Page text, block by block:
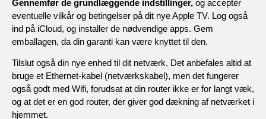
Gennemfør de grundlæggende indstillinger, og accepter
eventuelle vilkår og betingelser på dit nye Apple TV. Log også
ind på iCloud, og installer de nødvendige apps. Gem
emballagen, da din garanti kan være knyttet til den.
Tilslut også din nye enhed til dit netværk. Det anbefales altid at
bruge et Ethernet-kabel (netværkskabel), men det fungerer
også godt med Wifi, forudsat at din router ikke er for langt væk,
og at det er en god router, der giver god dækning af netværket i
hjemmet.